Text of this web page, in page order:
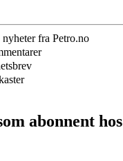
fra Petro.no
abonnent